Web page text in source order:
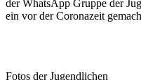
der WhatsApp Gruppe der
ein vor der Coronazeit
Fotos der Jugendlichen